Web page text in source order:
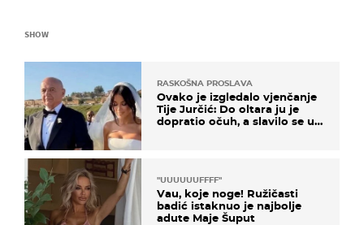
SHOW
RASKOŠNA PROSLAVA
Ovako je izgledalo vjenčanje
Tije Jurčić: Do oltara ju je
dopratio očuh, a slavilo se uz
"UUUUUUFFFF"
Vau, koje noge! Ružičasti
badić istaknuo je najbolje
adute Maje Šuput